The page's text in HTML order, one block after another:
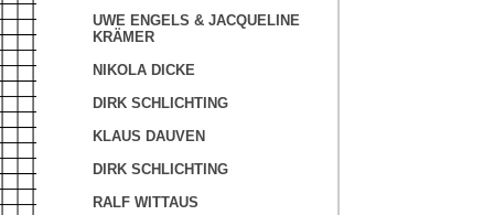
UWE ENGELS & JACQUELINE
KRÄMER
NIKOLA DICKE
DIRK SCHLICHTING
KLAUS DAUVEN
DIRK SCHLICHTING
RALF WITTAUS